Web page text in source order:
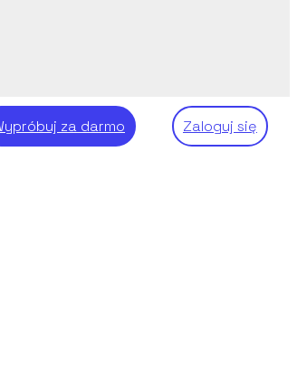
za darmo Zaloguj się